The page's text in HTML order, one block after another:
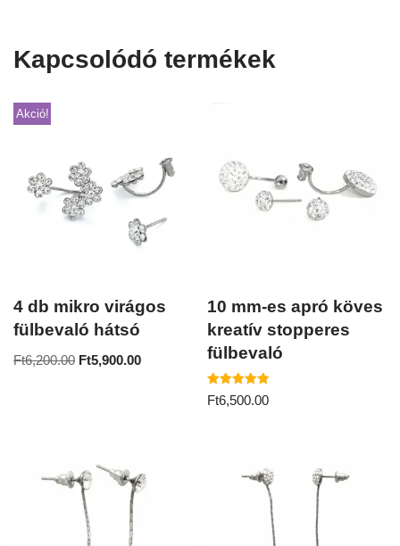
Kapcsolódó termékek
Akció!
4 db mikro virágos
fülbevaló hátsó
Ft6,200.00 Ft5,900.00
10 mm-es apró köves
kreatív stopperes
fülbevaló
Értékelés:
5.00
Ft6,500.00